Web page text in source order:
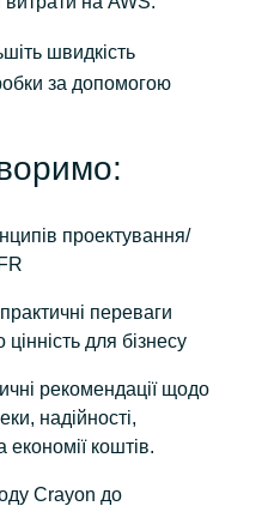
States
швидкість
за допомогою
проектування/
переваги
для бізнесу
рекомендації щодо
надійності,
економії коштів.
Crayon до